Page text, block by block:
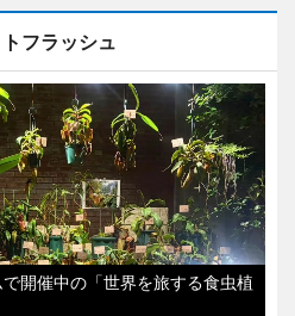
フラッシュ
開催中の「世界を旅する食虫植